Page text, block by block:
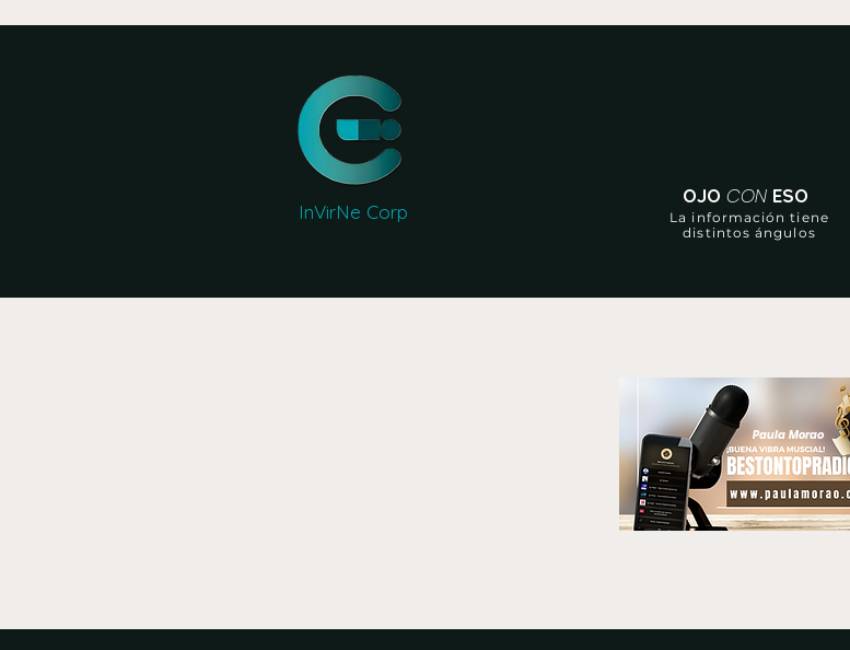
InVirNe Corp
OJO CON ESO
La información tiene
distintos ángulos
Paula Morao